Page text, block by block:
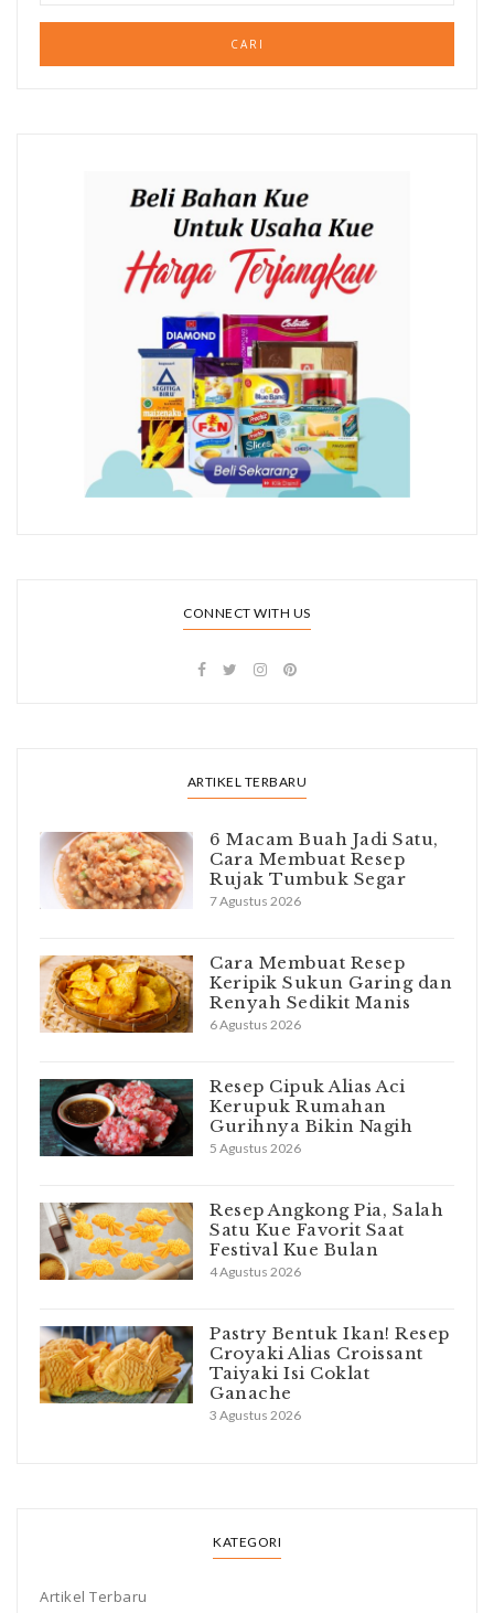
CONNECT WITH US
ARTIKEL TERBARU
6 Macam Buah Jadi Satu,
Cara Membuat Resep
Rujak Tumbuk Segar
7 Agustus 2026
Cara Membuat Resep
Keripik Sukun Garing dan
Renyah Sedikit Manis
6 Agustus 2026
Resep Cipuk Alias Aci
Kerupuk Rumahan
Gurihnya Bikin Nagih
5 Agustus 2026
Resep Angkong Pia, Salah
Satu Kue Favorit Saat
Festival Kue Bulan
4 Agustus 2026
Pastry Bentuk Ikan! Resep
Croyaki Alias Croissant
Taiyaki Isi Coklat
Ganache
3 Agustus 2026
KATEGORI
Artikel Terbaru